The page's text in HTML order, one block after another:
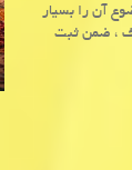
موضوع آن را بسیار
، ضمن ثبت